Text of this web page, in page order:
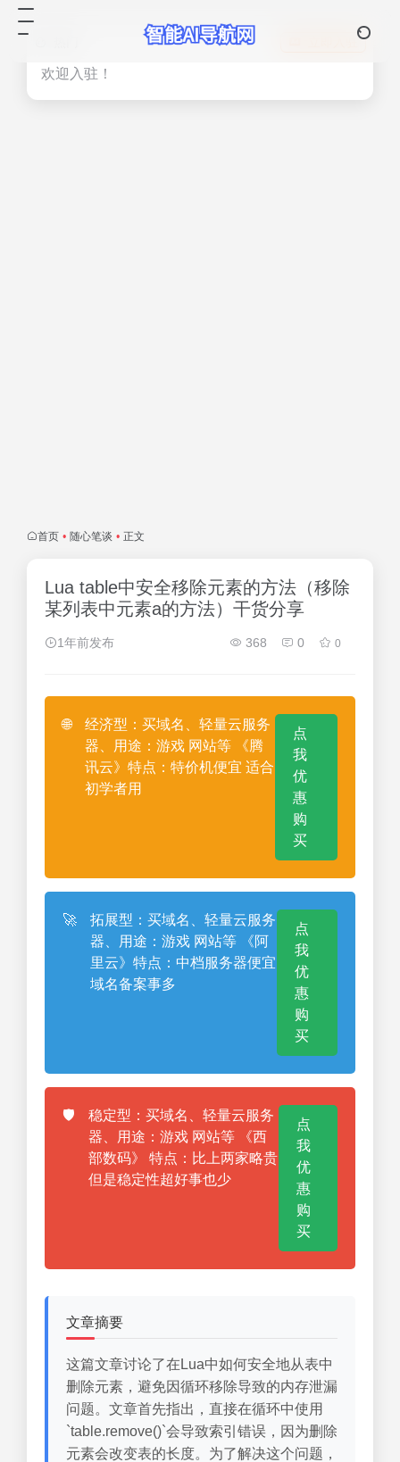
欢迎入驻！
首页 • 随心笔谈 • 正文
Lua table中安全移除元素的方法（移除
某列表中元素a的方法）干货分享
1年前发布 368 0 0
🌐
经济型：买域名、轻量云服务
器、用途：游戏 网站等 《腾
讯云》特点：特价机便宜 适合
初学者用
点
我
优
惠
购
买
🚀
拓展型：买域名、轻量云服务
器、用途：游戏 网站等 《阿
里云》特点：中档服务器便宜
域名备案事多
点
我
优
惠
购
买
🛡️
稳定型：买域名、轻量云服务
器、用途：游戏 网站等 《西
部数码》 特点：比上两家略贵
但是稳定性超好事也少
点
我
优
惠
购
买
文章摘要
这篇文章讨论了在Lua中如何安全地从表中
删除元素，避免因循环移除导致的内存泄漏
问题。文章首先指出，直接在循环中使用
`table.remove()`会导致索引错误，因为删除
元素会改变表的长度。为了解决这个问题，